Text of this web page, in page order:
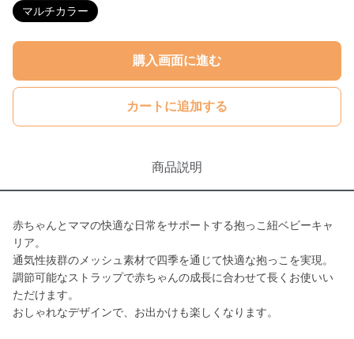
マルチカラー
購入画面に進む
カートに追加する
商品説明
赤ちゃんとママの快適な日常をサポートする抱っこ紐ベビーキャ
リア。
通気性抜群のメッシュ素材で四季を通じて快適な抱っこを実現。
調節可能なストラップで赤ちゃんの成長に合わせて長くお使いい
ただけます。
おしゃれなデザインで、お出かけも楽しくなります。